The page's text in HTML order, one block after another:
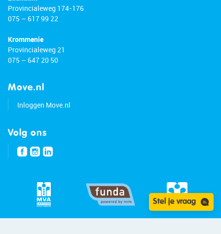
Provincialeweg 174-176
075 – 617 99 22
Krommenie
Provincialeweg 21
075 – 647 20 50
Move.nl
Inloggen Move.nl
Volg ons
Stel je vraag